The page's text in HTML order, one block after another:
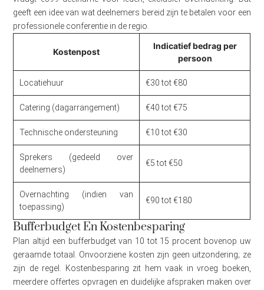
geeft een idee van wat deelnemers bereid zijn te betalen voor een
professionele conferentie in de regio.
Kostenpost
Indicatief bedrag per
persoon
Locatiehuur €30 tot €80
Catering (dagarrangement) €40 tot €75
Technische ondersteuning €10 tot €30
Sprekers (gedeeld over
deelnemers)
€5 tot €50
Overnachting (indien van
toepassing)
€90 tot €180
Bufferbudget En Kostenbesparing
Plan altijd een bufferbudget van 10 tot 15 procent bovenop uw
geraamde totaal. Onvoorziene kosten zijn geen uitzondering; ze
zijn de regel. Kostenbesparing zit hem vaak in vroeg boeken,
meerdere offertes opvragen en duidelijke afspraken maken over